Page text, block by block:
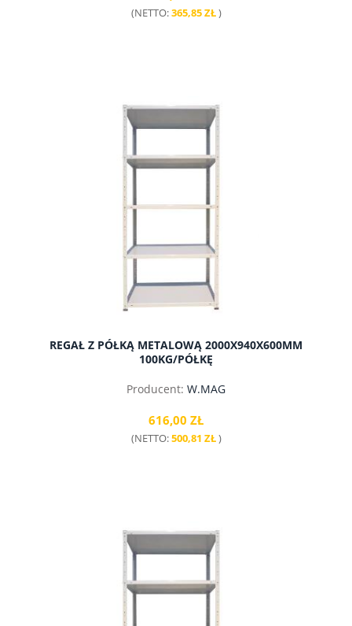
(NETTO:365,85 ZŁ)
do koszyka
REGAŁ Z PÓŁKĄ METALOWĄ 2000X940X600MM
100KG/PÓŁKĘ
Producent: W.MAG
616,00 ZŁ
(NETTO:500,81 ZŁ)